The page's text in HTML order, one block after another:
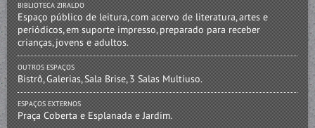
BIBLIOTECA ZIRALDO
Espaço público de leitura, com acervo de literatura, artes e
periódicos, em suporte impresso, preparado para receber
crianças, jovens e adultos.
OUTROS ESPAÇOS
Bistrô, Galerias, Sala Brise, 3 Salas Multiuso.
ESPAÇOS EXTERNOS
Praça Coberta e Esplanada e Jardim.